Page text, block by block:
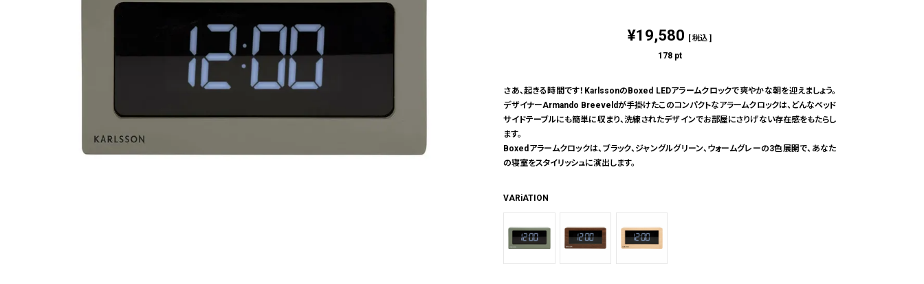
¥19,580 税込
178 pt
さあ、起きる時間です！KarlssonのBoxed LEDアラームクロックで爽やかな朝を迎えましょう。
デザイナーArmando Breeveldが手掛けたこのコンパクトなアラームクロックは、どんなベッド
サイドテーブルにも簡単に収まり、洗練されたデザインでお部屋にさりげない存在感をもたらし
ます。
Boxedアラームクロックは、ブラック、ジャングルグリーン、ウォームグレーの3色展開で、あなた
の寝室をスタイリッシュに演出します。
VARiATION